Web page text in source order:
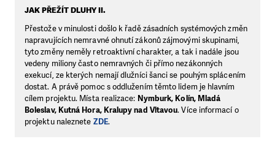
JAK PŘEŽÍT DLUHY II.
Přestože v minulosti došlo k řadě zásadních systémových změn
napravujících nemravné ohnutí zákonů zájmovými skupinami,
tyto změny neměly retroaktivní charakter, a tak i nadále jsou
vedeny miliony často nemravných či přímo nezákonných
exekucí, ze kterých nemají dlužníci šanci se pouhým splácením
dostat. A právě pomoc s oddlužením těmto lidem je hlavním
cílem projektu. Místa realizace: Nymburk, Kolín, Mladá
Boleslav, Kutná Hora, Kralupy nad Vltavou. Více informací o
projektu naleznete ZDE.